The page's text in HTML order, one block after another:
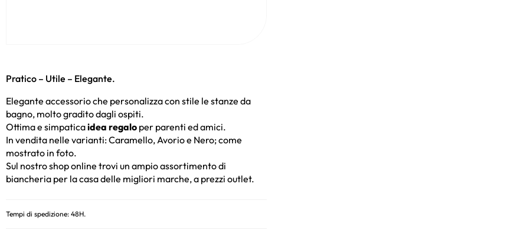
Pratico – Utile – Elegante.
Elegante accessorio che personalizza con stile le stanze da
bagno, molto gradito dagli ospiti.
Ottima e simpaticaidea regalo per parenti ed amici.
In vendita nelle varianti: Caramello, Avorio e Nero; come
mostrato in foto.
Sul nostro shop online trovi un ampio assortimento di
biancheria per la casa delle migliori marche, a prezzi outlet.
Tempi di spedizione: 48H.